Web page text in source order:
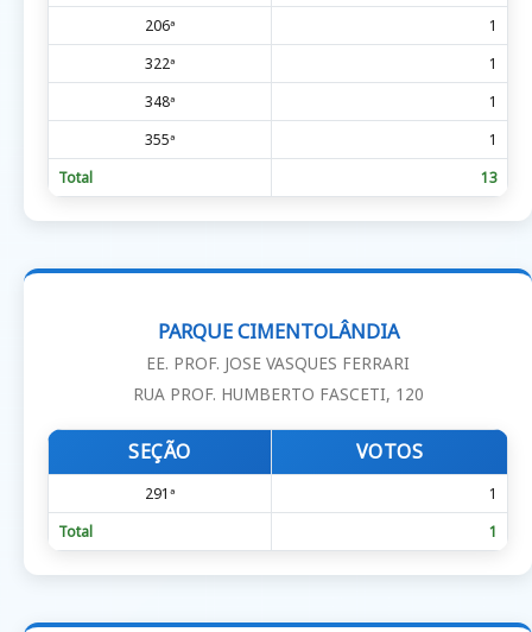
206ª
1
322ª
1
348ª
1
355ª
1
Total
13
PARQUE CIMENTOLÂNDIA
EE. PROF. JOSE VASQUES FERRARI
RUA PROF. HUMBERTO FASCETI, 120
SEÇÃO VOTOS
291ª
1
Total
1